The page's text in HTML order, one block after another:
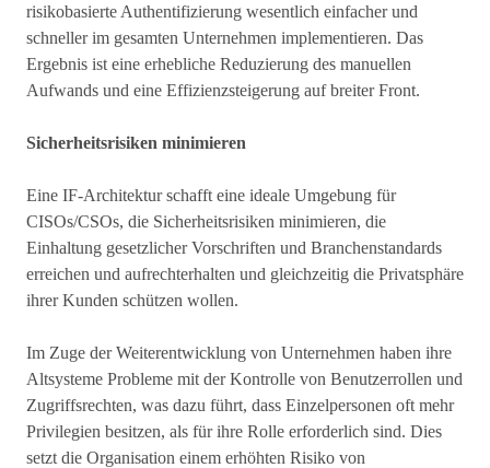
risikobasierte Authentifizierung wesentlich einfacher und
schneller im gesamten Unternehmen implementieren. Das
Ergebnis ist eine erhebliche Reduzierung des manuellen
Aufwands und eine Effizienzsteigerung auf breiter Front.
Sicherheitsrisiken minimieren
Eine IF-Architektur schafft eine ideale Umgebung für
CISOs/CSOs, die Sicherheitsrisiken minimieren, die
Einhaltung gesetzlicher Vorschriften und Branchenstandards
erreichen und aufrechterhalten und gleichzeitig die Privatsphäre
ihrer Kunden schützen wollen.
Im Zuge der Weiterentwicklung von Unternehmen haben ihre
Altsysteme Probleme mit der Kontrolle von Benutzerrollen und
Zugriffsrechten, was dazu führt, dass Einzelpersonen oft mehr
Privilegien besitzen, als für ihre Rolle erforderlich sind. Dies
setzt die Organisation einem erhöhten Risiko von